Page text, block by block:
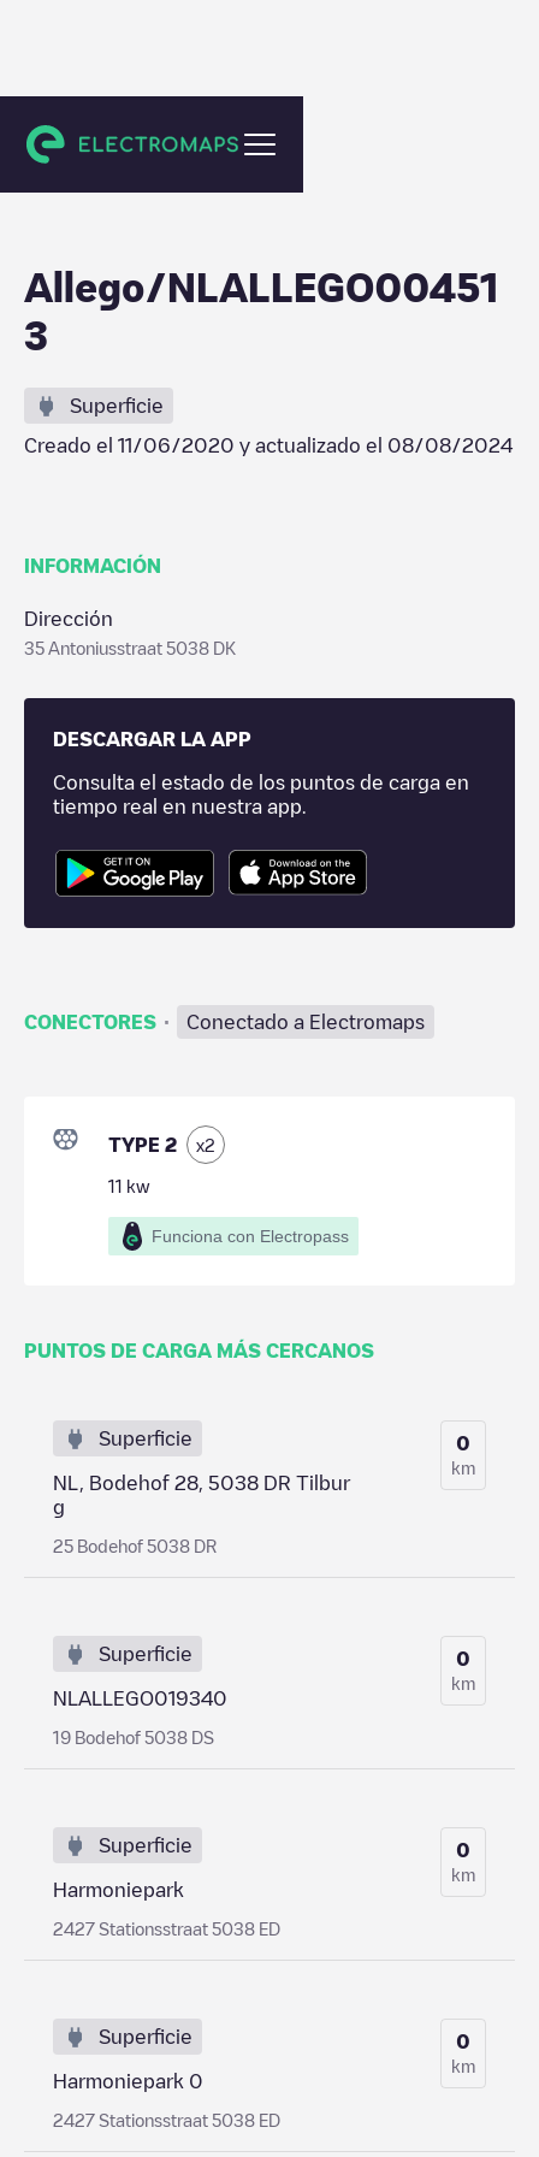
Tilburg
Allego/NLALLEGO00451
3
Superficie
Creado el 11/06/2020 y actualizado el 08/08/2024
INFORMACIÓN
Dirección
35 Antoniusstraat 5038 DK
DESCARGAR LA APP
Consulta el estado de los puntos de carga en
tiempo real en nuestra app.
CONECTORES · Conectado a Electromaps
TYPE 2 x2
11 kw
Funciona con Electropass
PUNTOS DE CARGA MÁS CERCANOS
Superficie
NL, Bodehof 28, 5038 DR Tilbur
g
25 Bodehof 5038 DR
0
km
Superficie
NLALLEGO019340
19 Bodehof 5038 DS
0
km
Superficie
Harmoniepark
2427 Stationsstraat 5038 ED
0
km
Superficie
Harmoniepark 0
2427 Stationsstraat 5038 ED
0
km